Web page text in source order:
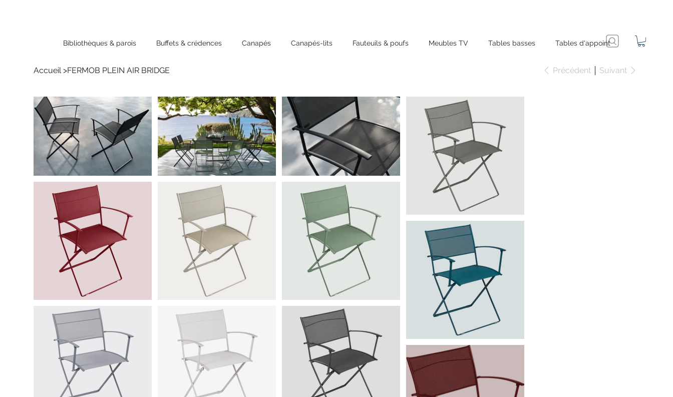
Bibliothèques & parois Buffets & crédences Canapés Canapés-lits Fauteuils & poufs Meubles TV Tables basses Tables d'appoint
Accueil >FERMOB PLEIN AIR BRIDGE Précédent Suivant